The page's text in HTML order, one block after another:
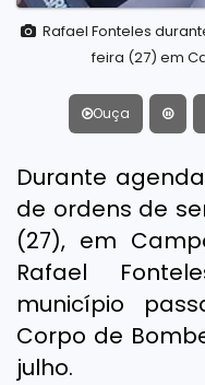
Rafael Fonteles
feira (27) em
Ouça
Durante
de ordens de
(27), em
Rafael
município
Corpo de
julho.